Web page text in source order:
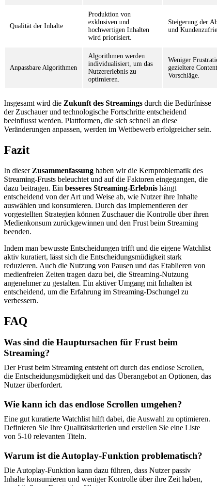
Qualität der Inhalte
Produktion von
exklusiven und
hochwertigen Inhalten
wird priorisiert.
Steigerung der
und
Anpassbare Algorithmen
Algorithmen werden
individualisiert, um das
Nutzererlebnis zu
optimieren.
Weniger
gezieltere
Vorschläge.
Insgesamt wird die Zukunft des Streamings durch die Bedürfnisse
der Zuschauer und technologische Fortschritte entscheidend
beeinflusst werden. Plattformen, die sich schnell an diese
Veränderungen anpassen, werden im Wettbewerb erfolgreicher sein.
Fazit
In dieser Zusammenfassung haben wir die Kernproblematik des
Streaming-Frusts beleuchtet und auf die Faktoren eingegangen, die
dazu beitragen. Ein besseres Streaming-Erlebnis hängt
entscheidend von der Art und Weise ab, wie Nutzer ihre Inhalte
auswählen und konsumieren. Durch das Implementieren der
vorgestellten Strategien können Zuschauer die Kontrolle über ihren
Medienkonsum zurückgewinnen und den Frust beim Streaming
beenden.
Indem man bewusste Entscheidungen trifft und die eigene Watchlist
aktiv kuratiert, lässt sich die Entscheidungsmüdigkeit stark
reduzieren. Auch die Nutzung von Pausen und das Etablieren von
medienfreien Zeiten tragen dazu bei, die Streaming-Nutzung
angenehmer zu gestalten. Ein aktiver Umgang mit Inhalten ist
entscheidend, um die Erfahrung im Streaming-Dschungel zu
verbessern.
FAQ
Was sind die Hauptursachen für Frust beim
Streaming?
Der Frust beim Streaming entsteht oft durch das endlose Scrollen,
die Entscheidungsmüdigkeit und das Überangebot an Optionen, das
Nutzer überfordert.
Wie kann ich das endlose Scrollen umgehen?
Eine gut kuratierte Watchlist hilft dabei, die Auswahl zu optimieren.
Definieren Sie Ihre Qualitätskriterien und erstellen Sie eine Liste
von 5-10 relevanten Titeln.
Warum ist die Autoplay-Funktion problematisch?
Die Autoplay-Funktion kann dazu führen, dass Nutzer passiv
Inhalte konsumieren und weniger Kontrolle über ihre Zeit haben,